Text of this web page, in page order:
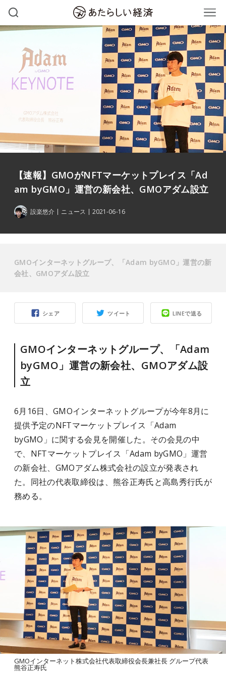
【速報】GMOがNFTマーケットプレイス「Ad
am byGMO」運営の新会社、GMOアダム設立
設楽悠介 ニュース 2021-06-16
シェア ツイート LINEで送る
GMOインターネットグループ、「Adam
byGMO」運営の新会社、GMOアダム設
立
6月16日、GMOインターネットグループが今年8月に
提供予定のNFTマーケットプレイス「Adam
byGMO」に関する会見を開催した。その会見の中
で、NFTマーケットプレイス「Adam byGMO」運営
の新会社、GMOアダム株式会社の設立が発表され
た。同社の代表取締役は、熊谷正寿氏と高島秀行氏が
務める。
GMOインターネット株式会社代表取締役会長兼社長 グループ代表
熊谷正寿氏
GMOインターネットグループ、「Adam byGMO」運営の新
会社、GMOアダム設立